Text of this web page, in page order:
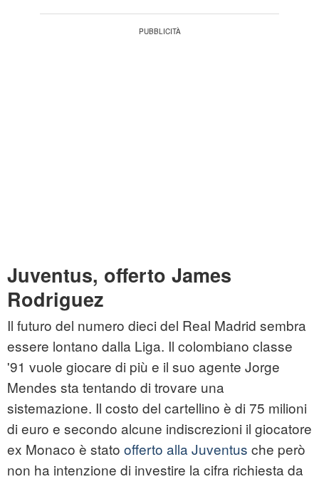
Juventus, offerto James
Rodriguez
Il futuro del numero dieci del Real Madrid sembra
essere lontano dalla Liga. Il colombiano classe
'91 vuole giocare di più e il suo agente Jorge
Mendes sta tentando di trovare una
sistemazione. Il costo del cartellino è di 75 milioni
di euro e secondo alcune indiscrezioni il giocatore
ex Monaco è stato offerto alla Juventus che però
non ha intenzione di investire la cifra richiesta da